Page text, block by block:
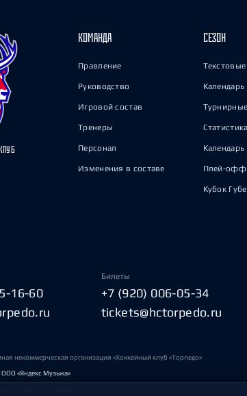
КОМАНДА
Правление
Руководство
Игровой состав
Тренеры
Персонал
Изменения в составе
СЕЗОН
Календарь
Плей-офф
Кубок
16-60
Билеты
+7 (920) 006-05-34
tickets@hctorpedo.ru
некоммерческая организация «Хоккейный клуб «Торпедо»
ООО «Яндекс Музыка»